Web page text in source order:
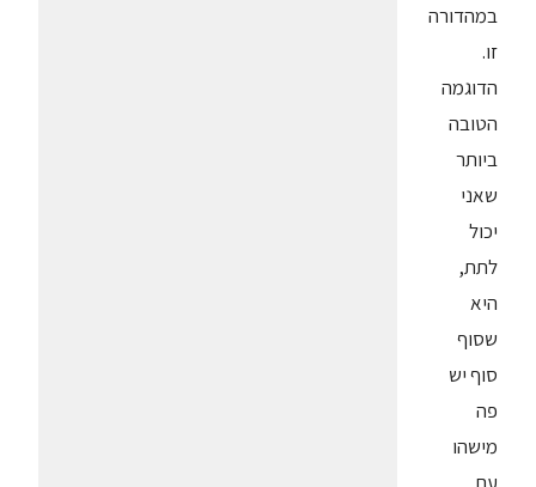
במהדורה
זו.
הדוגמה
הטובה
ביותר
שאני
יכול
לתת,
היא
שסוף
סוף יש
פה
מישהו